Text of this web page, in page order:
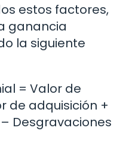
estos factores,
ganancia
la siguiente
= Valor de
de adquisición +
Desgravaciones